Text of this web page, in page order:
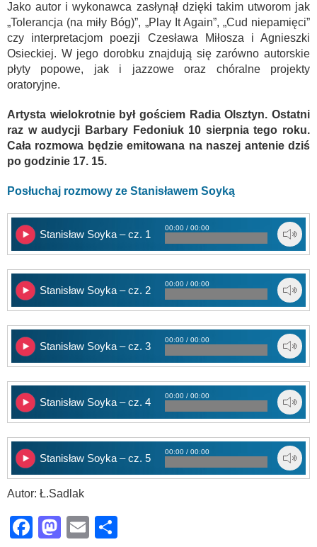
Jako autor i wykonawca zasłynął dzięki takim utworom jak
„Tolerancja (na miły Bóg)”, „Play It Again”, „Cud niepamięci”
czy interpretacjom poezji Czesława Miłosza i Agnieszki
Osieckiej. W jego dorobku znajdują się zarówno autorskie
płyty popowe, jak i jazzowe oraz chóralne projekty
oratoryjne.
Artysta wielokrotnie był gościem Radia Olsztyn. Ostatni
raz w audycji Barbary Fedoniuk 10 sierpnia tego roku.
Cała rozmowa będzie emitowana na naszej antenie dziś
po godzinie 17. 15.
Posłuchaj rozmowy ze Stanisławem Soyką
Stanisław Soyka – cz. 1
00:00 / 00:00
Stanisław Soyka – cz. 2
00:00 / 00:00
Stanisław Soyka – cz. 3
00:00 / 00:00
Stanisław Soyka – cz. 4
00:00 / 00:00
Stanisław Soyka – cz. 5
00:00 / 00:00
Autor: Ł.Sadlak
Facebook
Mastodon
Email